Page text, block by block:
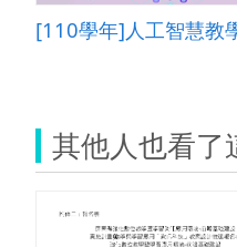
其他人也看了